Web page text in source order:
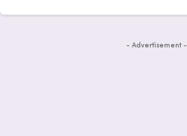
- Advertisement -